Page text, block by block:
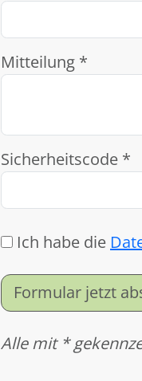
Mitteilung *
Sicherheitscode *
Ich habe die
Formular jetzt
Alle mit *